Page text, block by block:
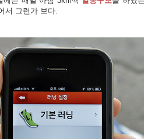
서 그런가 보다.